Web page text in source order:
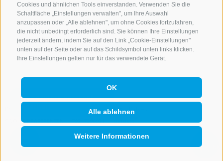
Cookies und ähnlichen Tools einverstanden. Verwenden Sie die
Schaltfläche „Einstellungen verwalten", um Ihre Auswahl
anzupassen oder „Alle ablehnen", um ohne Cookies fortzufahren,
die nicht unbedingt erforderlich sind. Sie können Ihre Einstellungen
jederzeit ändern, indem Sie auf den Link „Cookie-Einstellungen"
unten auf der Seite oder auf das Schildsymbol unten links klicken.
Ihre Einstellungen gelten nur für das verwendete Gerät.
OK
Alle ablehnen
Weitere Informationen
Newsletter Anmelden
COOKIE-RICHTLINIE
COOKIE PRÄFERENZEN
QUICKLINKS